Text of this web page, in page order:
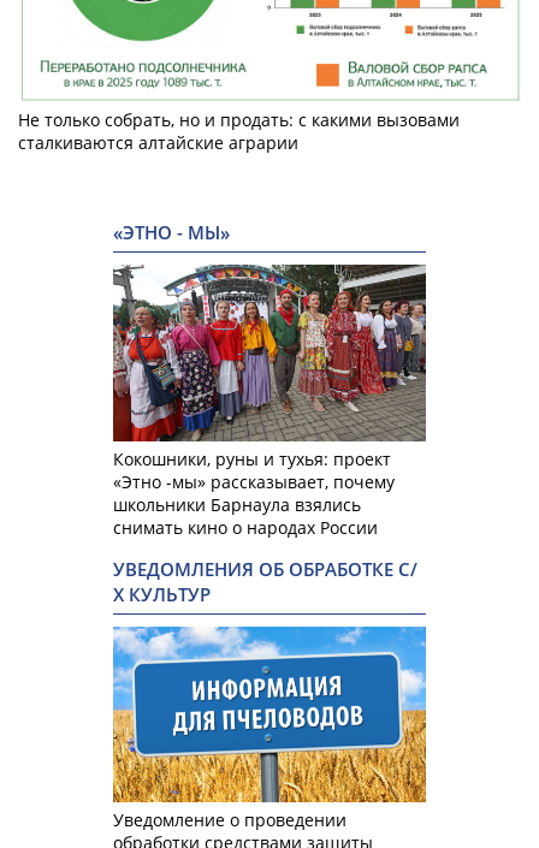
Не только собрать, но и продать: с какими вызовами
сталкиваются алтайские аграрии
«ЭТНО - МЫ»
Кокошники, руны и тухья: проект
«Этно -мы» рассказывает, почему
школьники Барнаула взялись
снимать кино о народах России
УВЕДОМЛЕНИЯ ОБ ОБРАБОТКЕ С/
Х КУЛЬТУР
Уведомление о проведении
обработки средствами защиты